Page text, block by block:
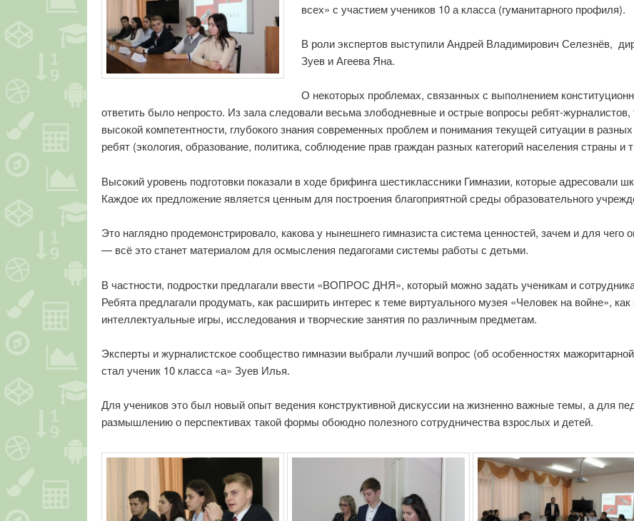
всех» с участием учеников 10 а класса (гуманитарного профиля).
В роли экспертов выступили Андрей Владимирович Селезнёв,
Зуев и Агеева Яна.
О некоторых проблемах, связанных с выполнением
ответить было непросто. Из зала следовали весьма злободневные и острые вопросы ребят-
высокой компетентности, глубокого знания современных проблем и понимания текущей ситуации в
ребят (экология, образование, политика, соблюдение прав граждан разных категорий населения страны и
Высокий уровень подготовки показали в ходе брифинга шестиклассники Гимназии, которые адресовали
Каждое их предложение является ценным для построения благоприятной среды образовательного
Это наглядно продемонстрировало, какова у нынешнего гимназиста система ценностей, зачем и для чего
— всё это станет материалом для осмысления педагогами системы работы с детьми.
В частности, подростки предлагали ввести «ВОПРОС ДНЯ», который можно задать ученикам и
Ребята предлагали продумать, как расширить интерес к теме виртуального музея «Человек на войне»,
интеллектуальные игры, исследования и творческие занятия по различным предметам.
Эксперты и журналистское сообщество гимназии выбрали лучший вопрос (об особенностях
стал ученик 10 класса «а» Зуев Илья.
Для учеников это был новый опыт ведения конструктивной дискуссии на жизненно важные темы, а для
размышлению о перспективах такой формы обоюдно полезного сотрудничества взрослых и детей.